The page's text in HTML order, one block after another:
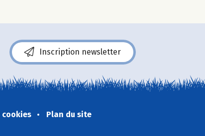
Inscription newsletter
cookies Plan du site